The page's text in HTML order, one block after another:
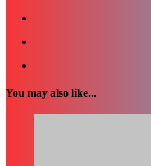
You may also like...